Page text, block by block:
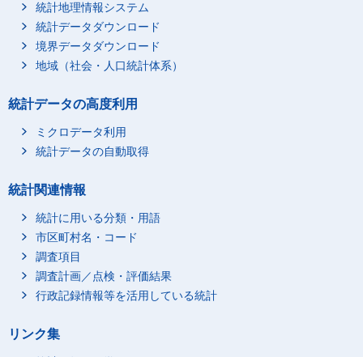
統計地理情報システム
統計データダウンロード
境界データダウンロード
地域（社会・人口統計体系）
統計データの高度利用
ミクロデータ利用
統計データの自動取得
統計関連情報
統計に用いる分類・用語
市区町村名・コード
調査項目
調査計画／点検・評価結果
行政記録情報等を活用している統計
リンク集